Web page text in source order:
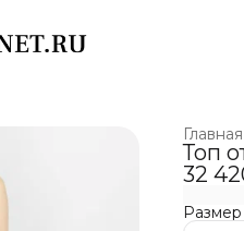
Главная
Топ
32
Размер